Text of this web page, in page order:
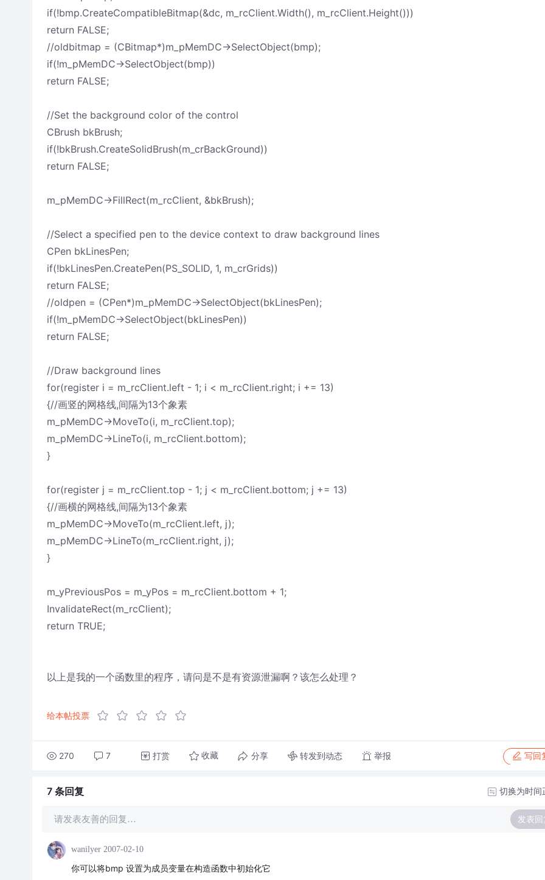
if(!bmp.CreateCompatibleBitmap(&dc, m_rcClient.Width(), m_rcClient.Height()))
return FALSE;
//oldbitmap = (CBitmap*)m_pMemDC->SelectObject(bmp);
if(!m_pMemDC->SelectObject(bmp))
return FALSE;
//Set the background color of the control
CBrush bkBrush;
if(!bkBrush.CreateSolidBrush(m_crBackGround))
return FALSE;
m_pMemDC->FillRect(m_rcClient, &bkBrush);
//Select a specified pen to the device context to draw background lines
CPen bkLinesPen;
if(!bkLinesPen.CreatePen(PS_SOLID, 1, m_crGrids))
return FALSE;
//oldpen = (CPen*)m_pMemDC->SelectObject(bkLinesPen);
if(!m_pMemDC->SelectObject(bkLinesPen))
return FALSE;
//Draw background lines
for(register i = m_rcClient.left - 1; i < m_rcClient.right; i += 13)
{//画竖的网格线,间隔为13个象素
m_pMemDC->MoveTo(i, m_rcClient.top);
m_pMemDC->LineTo(i, m_rcClient.bottom);
}
for(register j = m_rcClient.top - 1; j < m_rcClient.bottom; j += 13)
{//画横的网格线,间隔为13个象素
m_pMemDC->MoveTo(m_rcClient.left, j);
m_pMemDC->LineTo(m_rcClient.right, j);
}
m_yPreviousPos = m_yPos = m_rcClient.bottom + 1;
InvalidateRect(m_rcClient);
return TRUE;
以上是我的一个函数里的程序，请问是不是有资源泄漏啊？该怎么处理？
给本帖投票
270 7 打赏 收藏 分享 转发到动态 举报 写回
7 条回复 切换为时间
请发表友善的回复… 发表回
wanilyer 2007-02-10
你可以将bmp 设置为成员变量在构造函数中初始化它